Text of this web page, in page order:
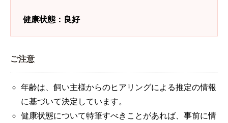
健康状態：良好
ご注意
年齢は、飼い主様からのヒアリングによる推定の情報
に基づいて決定しています。
健康状態について特筆すべきことがあれば、事前に情